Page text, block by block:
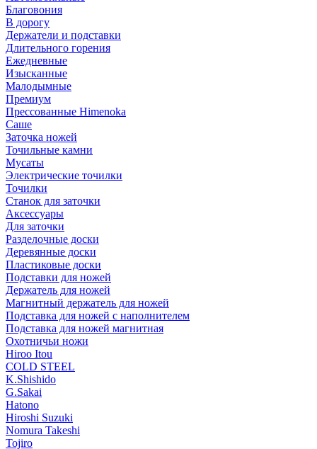
Благовония
В дорогу
Держатели и подставки
Длительного горения
Ежедневные
Изысканные
Малодымные
Премиум
Прессованные Himenoka
Саше
Заточка ножей
Точильные камни
Мусаты
Электрические точилки
Точилки
Станок для заточки
Аксессуары
Для заточки
Разделочные доски
Деревянные доски
Пластиковые доски
Подставки для ножей
Держатель для ножей
Магнитный держатель для ножей
Подставка для ножей с наполнителем
Подставка для ножей магнитная
Охотничьи ножи
Hiroo Itou
COLD STEEL
K.Shishido
G.Sakai
Hatono
Hiroshi Suzuki
Nomura Takeshi
Tojiro